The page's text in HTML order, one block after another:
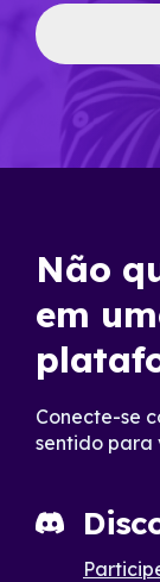
Não
em
Conecte-se
sentido para